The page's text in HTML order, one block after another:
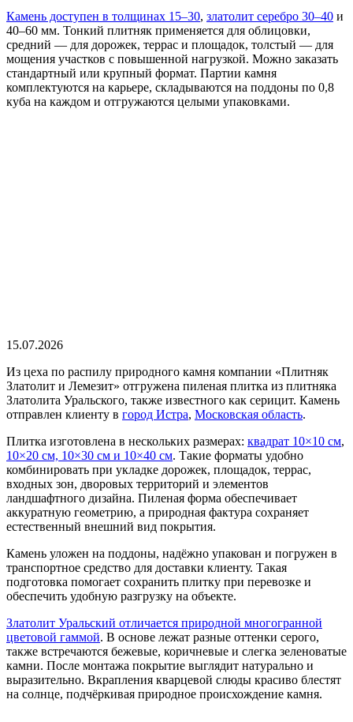
Камень доступен в толщинах 15–30, златолит серебро 30–40 и
40–60 мм. Тонкий плитняк применяется для облицовки,
средний — для дорожек, террас и площадок, толстый — для
мощения участков с повышенной нагрузкой. Можно заказать
стандартный или крупный формат. Партии камня
комплектуются на карьере, складываются на поддоны по 0,8
куба на каждом и отгружаются целыми упаковками.
15.07.2026
Из цеха по распилу природного камня компании «Плитняк
Златолит и Лемезит» отгружена пиленая плитка из плитняка
Златолита Уральского, также известного как серицит. Камень
отправлен клиенту в город Истра, Московская область.
Плитка изготовлена в нескольких размерах: квадрат 10×10 см,
10×20 см, 10×30 см и 10×40 см. Такие форматы удобно
комбинировать при укладке дорожек, площадок, террас,
входных зон, дворовых территорий и элементов
ландшафтного дизайна. Пиленая форма обеспечивает
аккуратную геометрию, а природная фактура сохраняет
естественный внешний вид покрытия.
Камень уложен на поддоны, надёжно упакован и погружен в
транспортное средство для доставки клиенту. Такая
подготовка помогает сохранить плитку при перевозке и
обеспечить удобную разгрузку на объекте.
Златолит Уральский отличается природной многогранной
цветовой гаммой. В основе лежат разные оттенки серого,
также встречаются бежевые, коричневые и слегка зеленоватые
камни. После монтажа покрытие выглядит натурально и
выразительно. Вкрапления кварцевой слюды красиво блестят
на солнце, подчёркивая природное происхождение камня.